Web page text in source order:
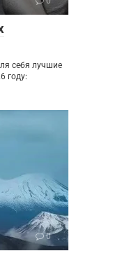
себя лучшие
году:
0